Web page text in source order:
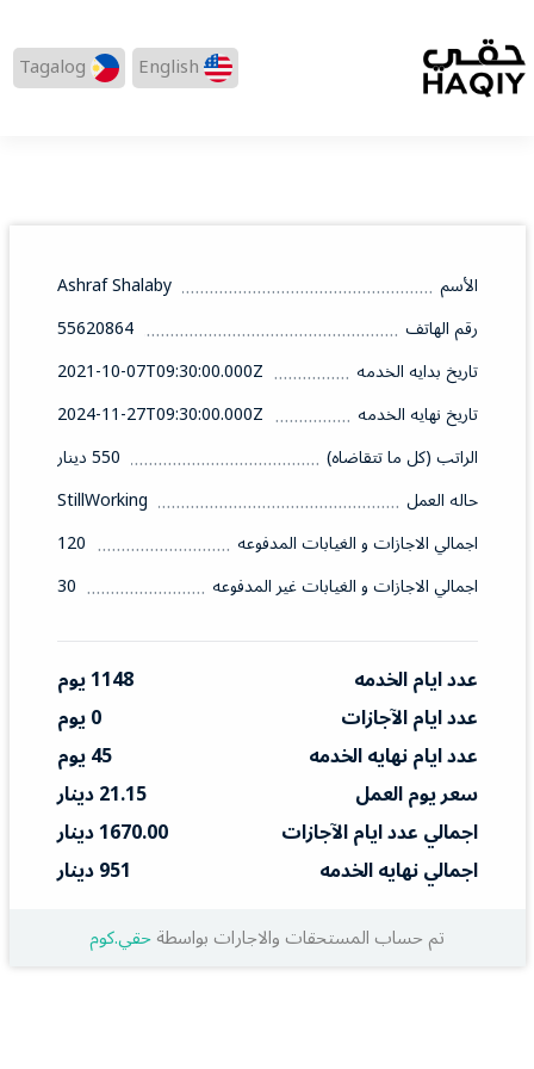
English
Tagalog
الأسم
Ashraf Shalaby
رقم الهاتف
55620864
تاريخ بدايه الخدمه
2021-10-07T09:30:00.000Z
تاريخ نهايه الخدمه
2024-11-27T09:30:00.000Z
الراتب (كل ما تتقاضاه)
550 دينار
حاله العمل
StillWorking
اجمالي الاجازات و الغيابات المدفوعه
120
اجمالي الاجازات و الغيابات غير المدفوعه
30
عدد ايام الخدمه
1148 يوم
عدد ايام الآجازات
0 يوم
عدد ايام نهايه الخدمه
45 يوم
سعر يوم العمل
21.15 دينار
اجمالي عدد ايام الآجازات
1670.00 دينار
اجمالي نهايه الخدمه
951 دينار
تم حساب المستحقات والاجارات بواسطةحقي.كوم